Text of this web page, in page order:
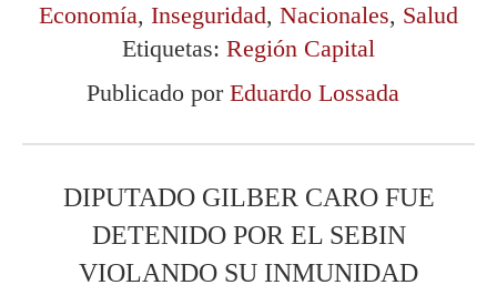
Economía, Inseguridad, Nacionales, Salud
Etiquetas: Región Capital
Publicado por Eduardo Lossada
DIPUTADO GILBER CARO FUE
DETENIDO POR EL SEBIN
VIOLANDO SU INMUNIDAD